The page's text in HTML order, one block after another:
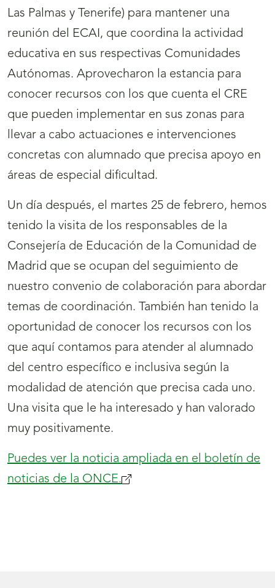
Las Palmas y Tenerife) para mantener una
reunión del ECAI, que coordina la actividad
educativa en sus respectivas Comunidades
Autónomas. Aprovecharon la estancia para
conocer recursos con los que cuenta el CRE
que pueden implementar en sus zonas para
llevar a cabo actuaciones e intervenciones
concretas con alumnado que precisa apoyo en
áreas de especial dificultad.
Un día después, el martes 25 de febrero, hemos
tenido la visita de los responsables de la
Consejería de Educación de la Comunidad de
Madrid que se ocupan del seguimiento de
nuestro convenio de colaboración para abordar
temas de coordinación. También han tenido la
oportunidad de conocer los recursos con los
que aquí contamos para atender al alumnado
del centro específico e inclusiva según la
modalidad de atención que precisa cada uno.
Una visita que le ha interesado y han valorado
muy positivamente.
Puedes ver la noticia ampliada en el boletín de
noticias de la ONCE.(se